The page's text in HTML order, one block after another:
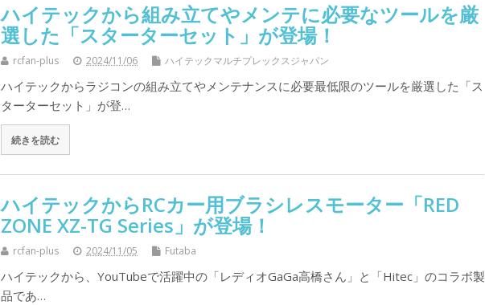
ハイテックから組み立てやメンテに必要なツールを厳
選した「スターターセット」が登場！
rcfan-plus 2024/11/06 ハイテックマルチプレックスジャパン
ハイテックからラジコンの組み立てやメンテナンスに必要最低限のツールを厳選した「ス
ターターセット」が登…
続きを読む
ハイテックからRCカー用ブラシレスモーター「RED
ZONE XZ-TG Series」が登場！
rcfan-plus 2024/11/05 Futaba
ハイテックから、YouTubeで活躍中の「レディオGaGa高橋さん」と「Hitec」のコラボ製
品であ…